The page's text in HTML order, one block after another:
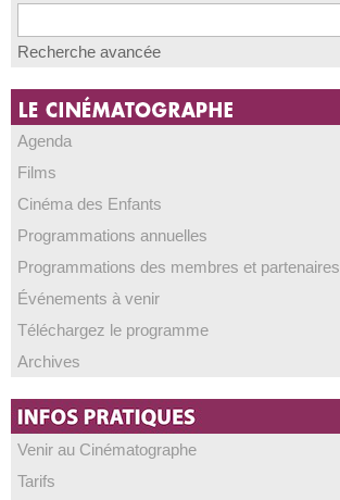
Recherche avancée
Agenda
Films
Cinéma des Enfants
Programmations annuelles
Programmations des membres et partenaires
Événements à venir
Téléchargez le programme
Archives
Venir au Cinématographe
Tarifs